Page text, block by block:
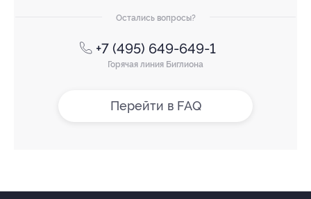
Остались вопросы?
+7 (495) 649-649-1
Горячая линия Биглиона
Перейти в FAQ